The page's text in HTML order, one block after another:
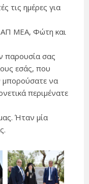
τις ημέρες για
ΜΕΑ, Φώτη και
παρουσία σας
εσάς, που
να
περιμένατε
Ήταν μία